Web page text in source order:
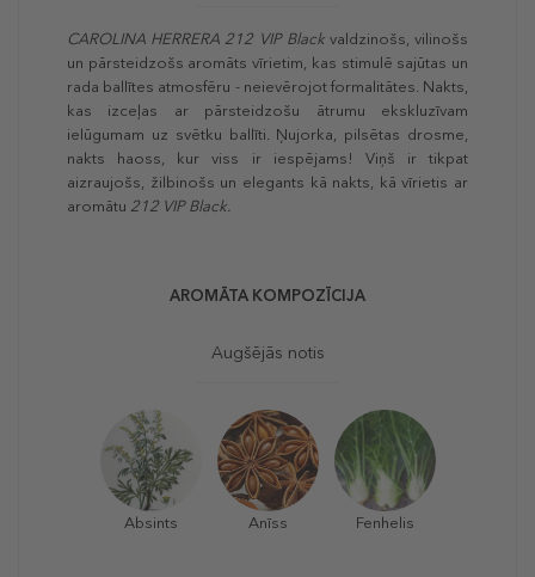
CAROLINA HERRERA 212 VIP Blackvaldzinošs, vilinošs
un pārsteidzošs aromāts vīrietim, kas stimulē sajūtas un
rada ballītes atmosfēru - neievērojot formalitātes. Nakts,
kas izceļas ar pārsteidzošu ātrumu ekskluzīvam
ielūgumam uz svētku ballīti. Ņujorka, pilsētas drosme,
nakts haoss, kur viss ir iespējams! Viņš ir tikpat
aizraujošs, žilbinošs un elegants kā nakts, kā vīrietis ar
aromātu 212 VIP Black.
AROMĀTA KOMPOZĪCIJA
Augšējās notis
Absints Anīss Fenhelis